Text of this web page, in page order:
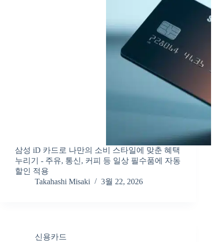
삼성 iD 카드로 나만의 소비 스타일에 맞춘 혜택
누리기 - 주유, 통신, 커피 등 일상 필수품에 자동
할인 적용
Takahashi Misaki
3월 22, 2026
신용카드